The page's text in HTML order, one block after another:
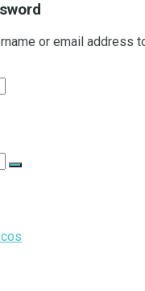
or email address